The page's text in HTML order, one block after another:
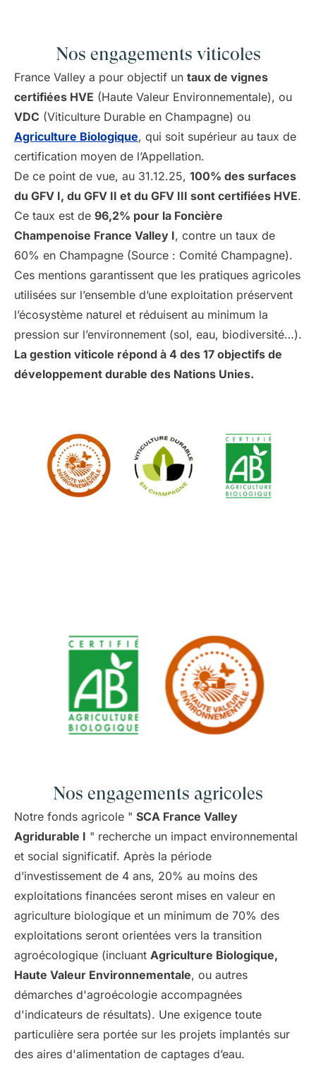
Nos engagements viticoles
France Valley a pour objectif un taux de vignes
certifiées HVE (Haute Valeur Environnementale), ou
VDC (Viticulture Durable en Champagne) ou
Agriculture Biologique, qui soit supérieur au taux de
certification moyen de l’Appellation.
De ce point de vue, au 31.12.25, 100% des surfaces
du GFV I, du GFV II et du GFV III sont certifiées HVE.
Ce taux est de 96,2% pour la Foncière
Champenoise France Valley I, contre un taux de
60% en Champagne (Source : Comité Champagne).
Ces mentions garantissent que les pratiques agricoles
utilisées sur l’ensemble d’une exploitation préservent
l’écosystème naturel et réduisent au minimum la
pression sur l’environnement (sol, eau, biodiversité…).
La gestion viticole répond à 4 des 17 objectifs de
développement durable des Nations Unies.
Nos engagements agricoles
Notre fonds agricole " SCA France Valley
Agridurable I " recherche un impact environnemental
et social significatif. Après la période
d’investissement de 4 ans, 20% au moins des
exploitations financées seront mises en valeur en
agriculture biologique et un minimum de 70% des
exploitations seront orientées vers la transition
agroécologique (incluant Agriculture Biologique,
Haute Valeur Environnementale, ou autres
démarches d'agroécologie accompagnées
d'indicateurs de résultats). Une exigence toute
particulière sera portée sur les projets implantés sur
des aires d'alimentation de captages d’eau.